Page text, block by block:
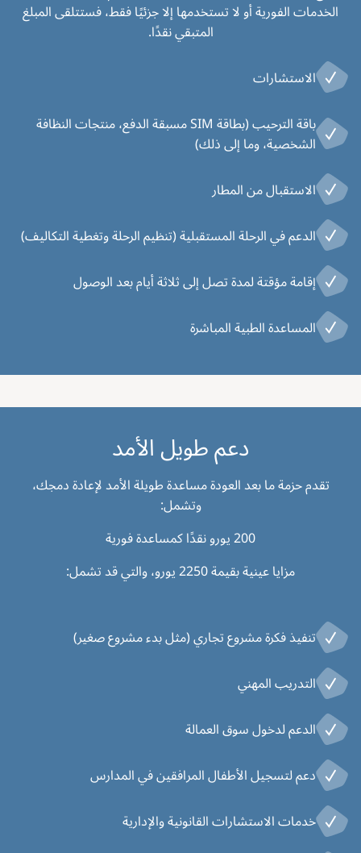
الخدمات الفورية أو لا تستخدمها إلا جزئيًا فقط، فستتلقى المبلغ
المتبقي نقدًا.
الاستشارات
باقة الترحيب (بطاقة SIM مسبقة الدفع، منتجات النظافة
الشخصية، وما إلى ذلك)
الاستقبال من المطار
الدعم في الرحلة المستقبلية (تنظيم الرحلة وتغطية التكاليف)
إقامة مؤقتة لمدة تصل إلى ثلاثة أيام بعد الوصول
المساعدة الطبية المباشرة
دعم طويل الأمد
تقدم حزمة ما بعد العودة مساعدة طويلة الأمد لإعادة دمجك،
وتشمل:
200 يورو نقدًا كمساعدة فورية
مزايا عينية بقيمة 2250 يورو، والتي قد تشمل:
تنفيذ فكرة مشروع تجاري (مثل بدء مشروع صغير)
التدريب المهني
الدعم لدخول سوق العمالة
دعم لتسجيل الأطفال المرافقين في المدارس
خدمات الاستشارات القانونية والإدارية